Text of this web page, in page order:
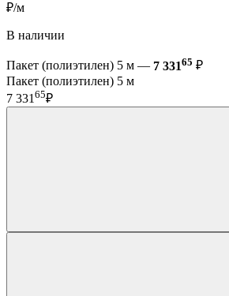
₽/м
В наличии
Пакет (полиэтилен) 5 м — 7 33165 ₽
Пакет (полиэтилен) 5 м
7 331 65₽